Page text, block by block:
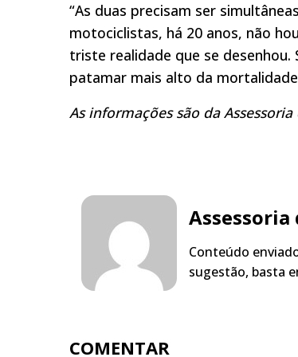
“As duas precisam ser
motociclistas, há 20 anos, não
triste realidade que se
patamar mais alto da
As informações são da
Assessoria
Conteúdo
sugestão, basta
COMENTAR